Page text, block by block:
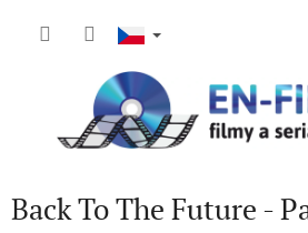
Back To The Future -